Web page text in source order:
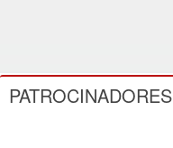
PATROCINADORES